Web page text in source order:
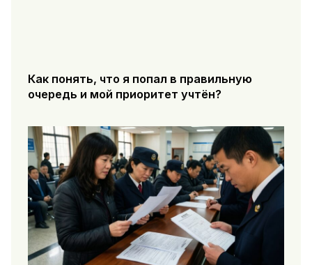
Как понять, что я попал в правильную
очередь и мой приоритет учтён?